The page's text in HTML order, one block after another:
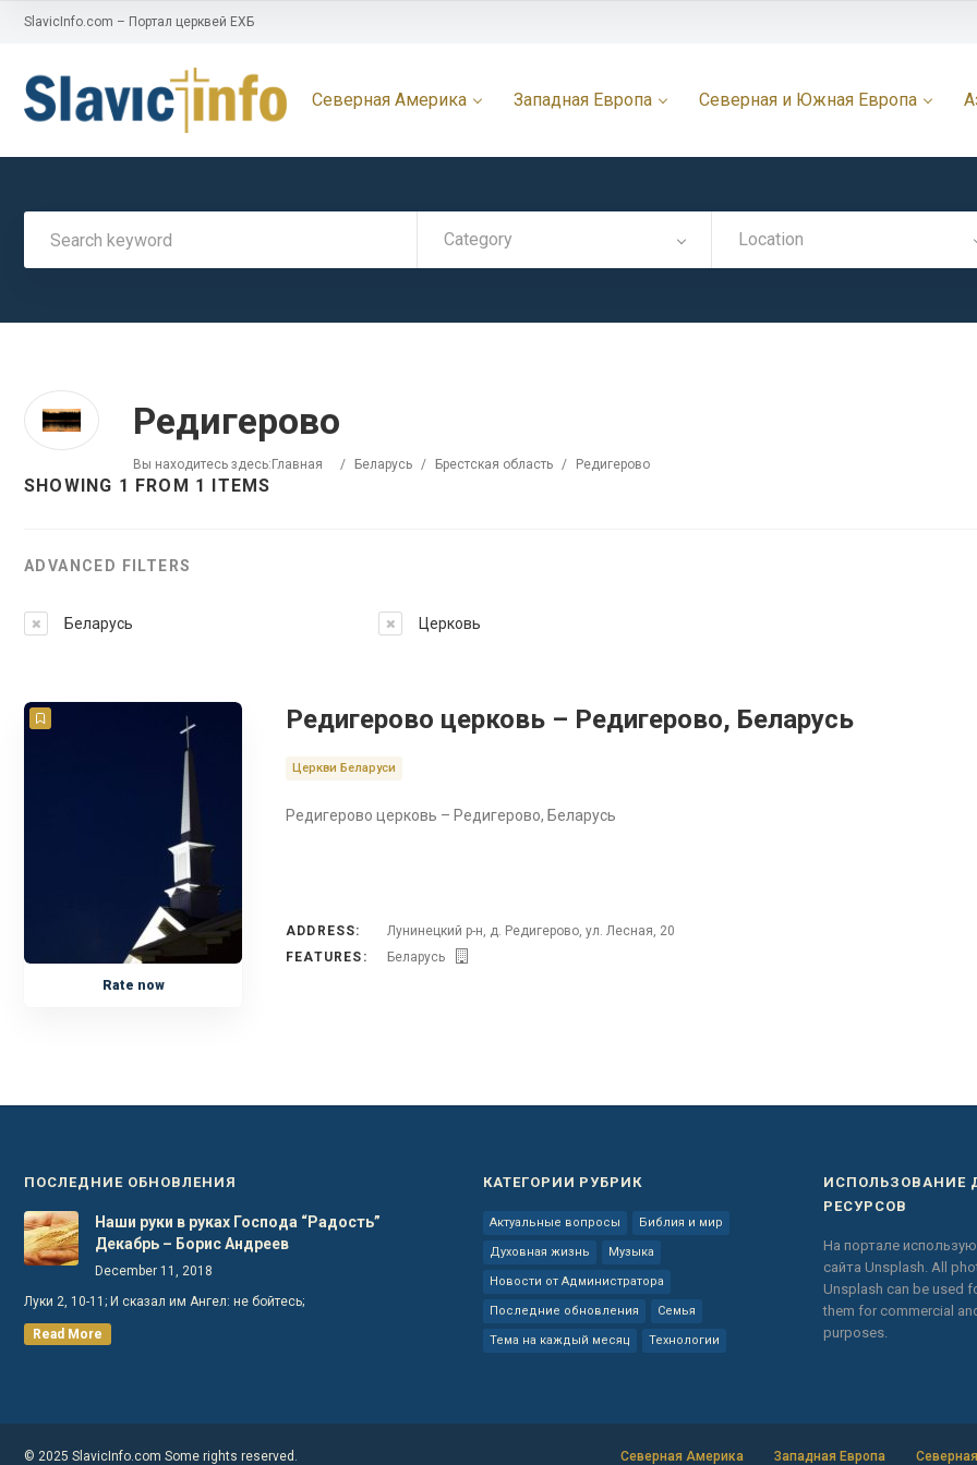
SlavicInfo.com – Портал церквей ЕХБ
Северная Америка Западная Европа Северная и Южная Европа
Category Location
Редигерово
Вы находитесь здесь: Главная / Беларусь / Брестская область / Редигерово
SHOWING 1 FROM 1 ITEMS
ADVANCED FILTERS
Беларусь Церковь
Rate now
Редигерово церковь – Редигерово, Беларусь
Церкви Беларуси
Редигерово церковь – Редигерово, Беларусь
ADDRESS:
Лунинецкий р-н, д. Редигерово, ул. Лесная, 20
FEATURES:
Беларусь
ПОСЛЕДНИЕ ОБНОВЛЕНИЯ
Наши руки в руках Господа “Радость”
Декабрь – Борис Андреев
December 11, 2018
Луки 2, 10-11; И сказал им Ангел: не бойтесь;
Read More
КАТЕГОРИИ РУБРИК
Актуальные вопросы Библия и мир
Духовная жизнь Музыка
Новости от Администратора
Последние обновления Семья
Тема на каждый месяц Технологии
ИСПОЛЬЗОВАНИЕ
РЕСУРСОВ
На портале
сайта Unsplash. All
Unsplash can be used
them for commercial
purposes.
Северная Америка Западная Европа
© 2025 SlavicInfo.com Some rights reserved.